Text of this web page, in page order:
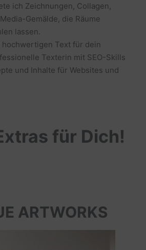
ich Zeichnungen, Collagen,
Gemälde, die Räume
lassen.
Text für dein
Texterin mit SEO-Skills
und Inhalte für Websites und
für Dich!
ARTWORKS